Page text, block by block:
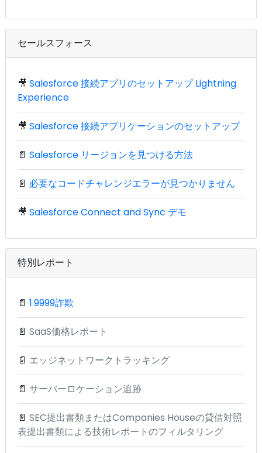
セールスフォース
🎥 Salesforce 接続アプリのセットアップ Lightning
Experience
🎥 Salesforce 接続アプリケーションのセットアップ
📄 Salesforce リージョンを見つける方法
📄 必要なコードチャレンジエラーが見つかりません
🎥 Salesforce Connect and Sync デモ
特別レポート
📄 1.9999詐欺
📄 SaaS価格レポート
📄 エッジネットワークトラッキング
📄 サーバーロケーション追跡
📄 SEC提出書類またはCompanies Houseの貸借対照
表提出書類による技術レポートのフィルタリング